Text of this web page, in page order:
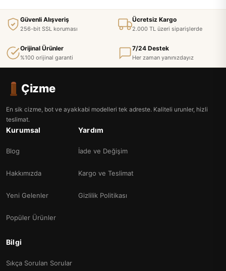
Güvenli Alışveriş
256-bit SSL koruması
Ücretsiz Kargo
2.000 TL üzeri siparişlerde
Orijinal Ürünler
%100 orijinal garanti
7/24 Destek
Her zaman yanınızdayız
Çizme
En sik cizme, bot ve ayakkabi modelleri tek adreste. Kaliteli urunler, hizli
teslimat.
Kurumsal
Blog
Hakkımızda
Yeni Gelenler
Popüler Ürünler
Yardım
İade ve Değişim
Kargo ve Teslimat
Gizlilik Politikası
Bilgi
Sıkça Sorulan Sorular